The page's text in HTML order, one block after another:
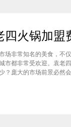
场非常知名的美食，不
市都非常受欢迎。袁老
？庞大的市场前景必然
盟至少要有50万资金你